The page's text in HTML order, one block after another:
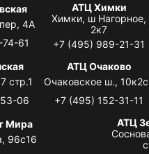
4А
61
АТЦ Химки
Химки, ш Нагорное,
2к7
+7 (495) 989-21-31
стр.1
06
АТЦ Очаково
Очаковское ш.,
+7 (495) 152-31-11
Мира
96с16
АТЦ